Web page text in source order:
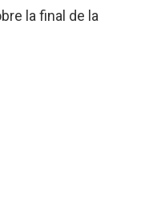
la final de la